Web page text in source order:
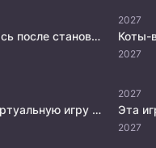
Система появилась после становления сильнейшим
2027
Коты-
2027
После входа в виртуальную игру убить босса и достичь успеха
2027
Эта
2027